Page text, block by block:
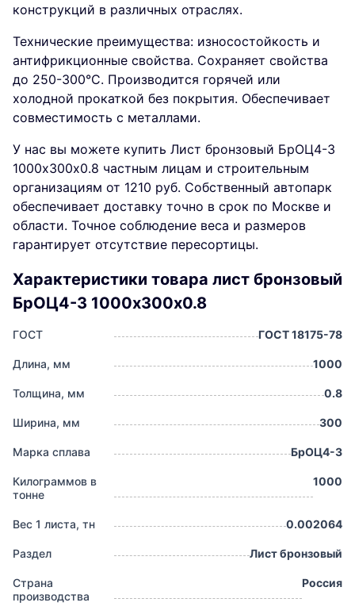
конструкций в различных отраслях.
Технические преимущества: износостойкость и
антифрикционные свойства. Сохраняет свойства
до 250-300°C. Производится горячей или
холодной прокаткой без покрытия. Обеспечивает
совместимость с металлами.
У нас вы можете купить Лист бронзовый БрОЦ4-3
1000х300х0.8 частным лицам и строительным
организациям от 1210 руб. Собственный автопарк
обеспечивает доставку точно в срок по Москве и
области. Точное соблюдение веса и размеров
гарантирует отсутствие пересортицы.
Характеристики товара лист бронзовый
БрОЦ4-3 1000х300х0.8
ГОСТ ГОСТ 18175-78
Длина, мм 1000
Толщина, мм 0.8
Ширина, мм 300
Марка сплава БрОЦ4-3
Килограммов в
тонне
1000
Вес 1 листа, тн 0.002064
Раздел Лист бронзовый
Страна
производства
Россия